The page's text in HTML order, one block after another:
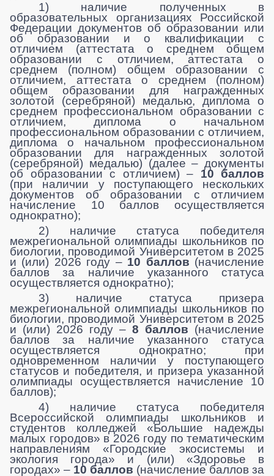
1) наличие полученных в
образовательных организациях Российской
Федерации документов об образовании или
об образовании и о квалификации с
отличием (аттестата о среднем общем
образовании с отличием, аттестата о
среднем (полном) общем образовании с
отличием, аттестата о среднем (полном)
общем образовании для награжденных
золотой (серебряной) медалью, диплома о
среднем профессиональном образовании с
отличием, диплома о начальном
профессиональном образовании с отличием,
диплома о начальном профессиональном
образовании для награжденных золотой
(серебряной) медалью) (далее – документы
об образовании с отличием) – 10 баллов
(при наличии у поступающего нескольких
документов об образовании с отличием
начисление 10 баллов осуществляется
однократно);
2) наличие статуса победителя
межрегиональной олимпиады школьников по
биологии, проводимой Университетом в 2025
и (или) 2026 году – 10 баллов (начисление
баллов за наличие указанного статуса
осуществляется однократно);
3) наличие статуса призера
межрегиональной олимпиады школьников по
биологии, проводимой Университетом в 2025
и (или) 2026 году – 8 баллов (начисление
баллов за наличие указанного статуса
осуществляется однократно; при
одновременном наличии у поступающего
статусов и победителя, и призера указанной
олимпиады осуществляется начисление 10
баллов);
4) наличие статуса победителя
Всероссийской олимпиады школьников и
студентов колледжей «Большие надежды
малых городов» в 2026 году по тематическим
направлениям «Городские экосистемы и
экология города» и (или) «Здоровье в
городах» – 10 баллов (начисление баллов за